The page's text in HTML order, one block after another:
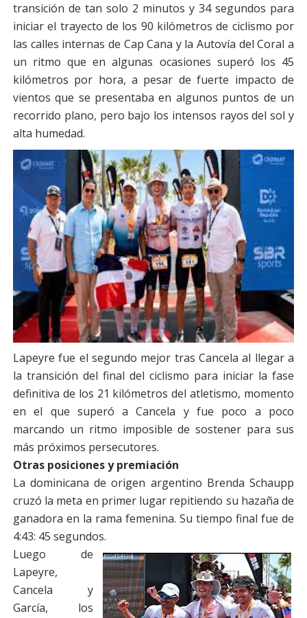
transición de tan solo 2 minutos y 34 segundos para
iniciar el trayecto de los 90 kilómetros de ciclismo por
las calles internas de Cap Cana y la Autovía del Coral a
un ritmo que en algunas ocasiones superó los 45
kilómetros por hora, a pesar de fuerte impacto de
vientos que se presentaba en algunos puntos de un
recorrido plano, pero bajo los intensos rayos del sol y
alta humedad.
Lapeyre fue el segundo mejor tras Cancela al llegar a
la transición del final del ciclismo para iniciar la fase
definitiva de los 21 kilómetros del atletismo, momento
en el que superó a Cancela y fue poco a poco
marcando un ritmo imposible de sostener para sus
más próximos persecutores.
Otras posiciones y premiación
La dominicana de origen argentino Brenda Schaupp
cruzó la meta en primer lugar repitiendo su hazaña de
ganadora en la rama femenina. Su tiempo final fue de
4:43: 45 segundos.
Luego de
Lapeyre,
Cancela y
García, los